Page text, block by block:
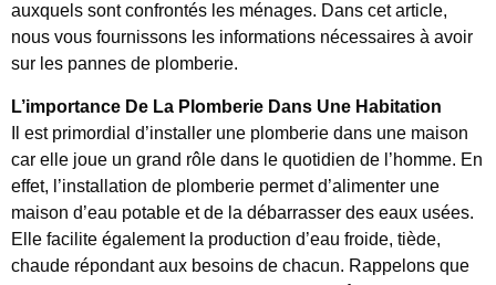
auxquels sont confrontés les ménages. Dans cet article,
nous vous fournissons les informations nécessaires à avoir
sur les pannes de plomberie.
L’importance De La Plomberie Dans Une Habitation
Il est primordial d’installer une plomberie dans une maison
car elle joue un grand rôle dans le quotidien de l’homme. En
effet, l’installation de plomberie permet d’alimenter une
maison d’eau potable et de la débarrasser des eaux usées.
Elle facilite également la production d’eau froide, tiède,
chaude répondant aux besoins de chacun. Rappelons que